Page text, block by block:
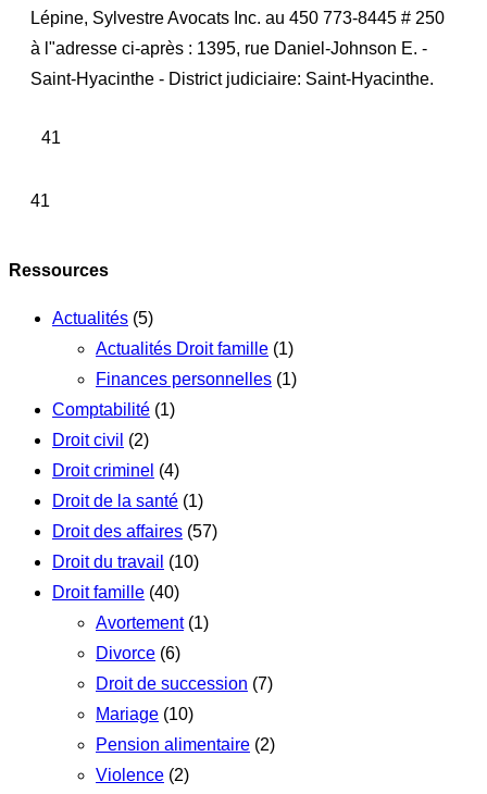
Lépine, Sylvestre Avocats Inc. au 450 773-8445 # 250
à l"adresse ci-après : 1395, rue Daniel-Johnson E. -
Saint-Hyacinthe - District judiciaire: Saint-Hyacinthe.
41
41
Ressources
Actualités (5)
Actualités Droit famille (1)
Finances personnelles (1)
Comptabilité (1)
Droit civil (2)
Droit criminel (4)
Droit de la santé (1)
Droit des affaires (57)
Droit du travail (10)
Droit famille (40)
Avortement(1)
Divorce (6)
Droit de succession (7)
Mariage (10)
Pension alimentaire (2)
Violence (2)